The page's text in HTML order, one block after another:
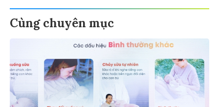
Cùng chuyên mục